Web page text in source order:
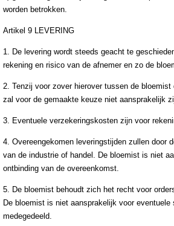
worden betrokken.
Artikel 9 LEVERING
1. De levering wordt steeds geacht te
rekening en risico van de afnemer en zo de
2. Tenzij voor zover hierover tussen de
zal voor de gemaakte keuze niet aansprakelijk
3. Eventuele verzekeringskosten zijn voor
4. Overeengekomen leveringstijden zullen door
van de industrie of handel. De bloemist is niet
ontbinding van de overeenkomst.
5. De bloemist behoudt zich het recht voor
De bloemist is niet aansprakelijk voor
medegedeeld.